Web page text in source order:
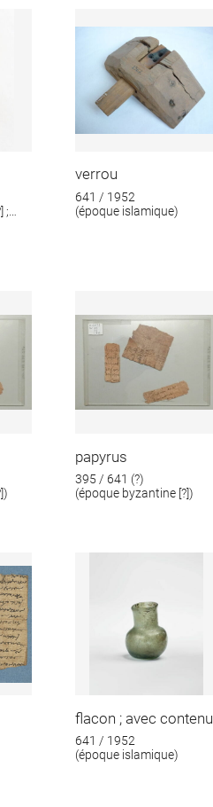
;
verrou
641 / 1952
(époque islamique)
papyrus
395 / 641 (?)
(époque byzantine [?])
flacon ; avec contenu
641 / 1952
(époque islamique)